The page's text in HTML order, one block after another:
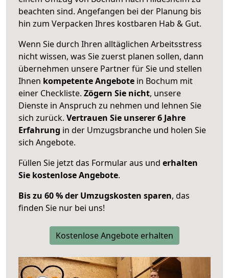
beachten sind. Angefangen bei der Planung bis
hin zum Verpacken Ihres kostbaren Hab & Gut.
Wenn Sie durch Ihren alltäglichen Arbeitsstress
nicht wissen, was Sie zuerst planen sollen, dann
übernehmen unsere Partner für Sie und stellen
Ihnen kompetente Angebote in Bochum mit
einer Checkliste. Zögern Sie nicht, unsere
Dienste in Anspruch zu nehmen und lehnen Sie
sich zurück. Vertrauen Sie unserer 6 Jahre
Erfahrung in der Umzugsbranche und holen Sie
sich Angebote.
Füllen Sie jetzt das Formular aus und erhalten
Sie kostenlose Angebote.
Bis zu 60 % der Umzugskosten sparen, das
finden Sie nur bei uns!
Kostenlose Angebote erhalten